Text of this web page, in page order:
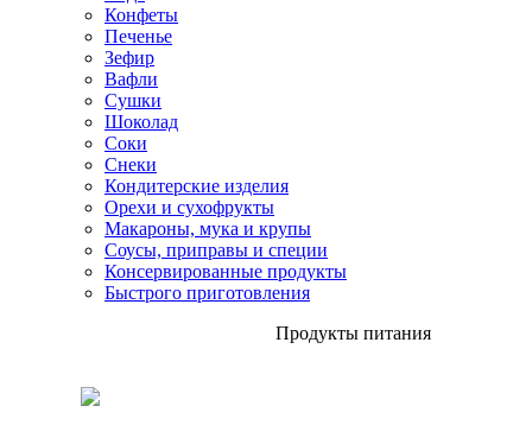
Конфеты
Печенье
Зефир
Вафли
Сушки
Шоколад
Соки
Снеки
Кондитерские изделия
Орехи и сухофрукты
Макароны, мука и крупы
Соусы, приправы и специи
Консервированные продукты
Быстрого приготовления
Продукты питания